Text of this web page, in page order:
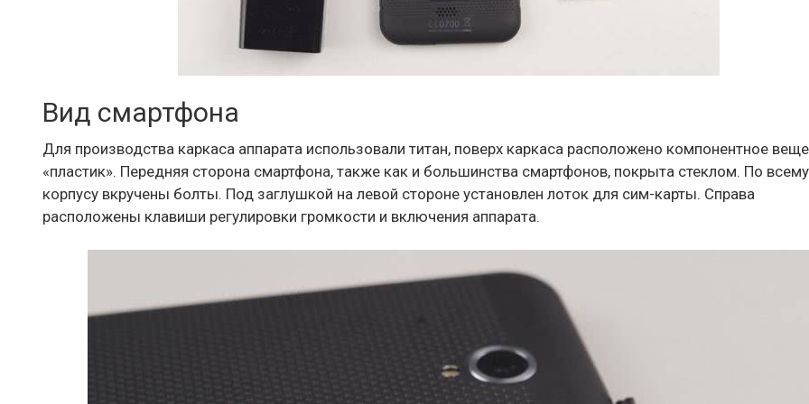
Вид смартфона
Для производства каркаса аппарата использовали титан, поверх каркаса расположено компонентное
«пластик». Передняя сторона смартфона, также как и большинства смартфонов, покрыта стеклом. По всему
корпусу вкручены болты. Под заглушкой на левой стороне установлен лоток для сим-карты. Справа
расположены клавиши регулировки громкости и включения аппарата.